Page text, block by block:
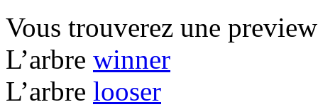
Vous trouverez une
L’arbre winner
L’arbre looser